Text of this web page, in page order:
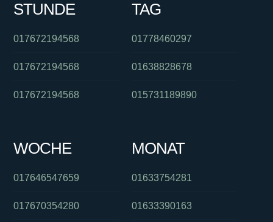
STUNDE
017672194568
017672194568
017672194568
TAG
01778460297
01638828678
015731189890
WOCHE
017646547659
017670354280
MONAT
01633754281
01633390163